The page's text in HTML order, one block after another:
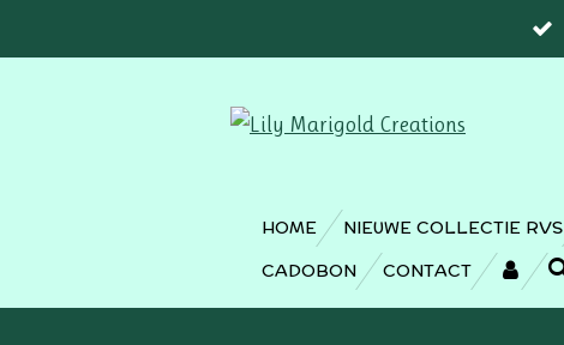
direct
HOME NIEUWE COLLECTIE RVS
CADOBON
CONTACT